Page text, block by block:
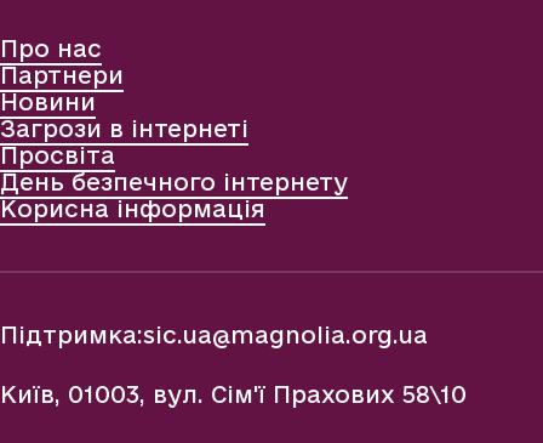
Про нас
Партнери
Новини
Загрози в інтернеті
Просвіта
День безпечного інтернету
Корисна інформація
Підтримка:sic.ua@magnolia.org.ua
Київ, 01003, вул. Сім'ї Прахових 58\10